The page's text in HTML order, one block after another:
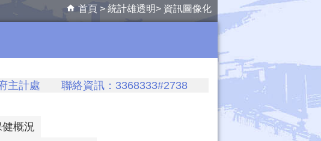
首頁 統計雄透明 資訊圖像化
主計處 聯絡資訊：3368333#2738
概況